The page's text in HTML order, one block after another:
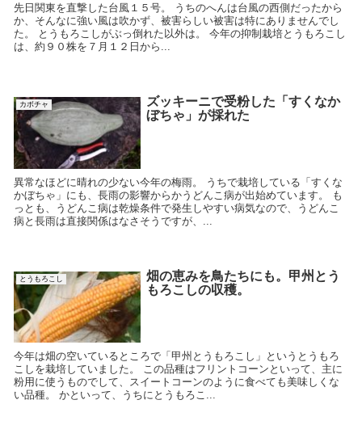
先日関東を直撃した台風１５号。 うちのへんは台風の西側だったから
か、そんなに強い風は吹かず、被害らしい被害は特にありませんでし
た。 とうもろこしがぶっ倒れた以外は。 今年の抑制栽培とうもろこし
は、約９０株を７月１２日から...
カボチャ
ズッキーニで受粉した「すくなか
ぼちゃ」が採れた
異常なほどに晴れの少ない今年の梅雨。 うちで栽培している「すくな
かぼちゃ」にも、長雨の影響からかうどんこ病が出始めています。 も
っとも、うどんこ病は乾燥条件で発生しやすい病気なので、うどんこ
病と長雨は直接関係はなさそうですが、...
とうもろこし
畑の恵みを鳥たちにも。甲州とう
もろこしの収穫。
今年は畑の空いているところで「甲州とうもろこし」というとうもろ
こしを栽培していました。 この品種はフリントコーンといって、主に
粉用に使うものでして、スイートコーンのように食べても美味しくな
い品種。 かといって、うちにとうもろこ...